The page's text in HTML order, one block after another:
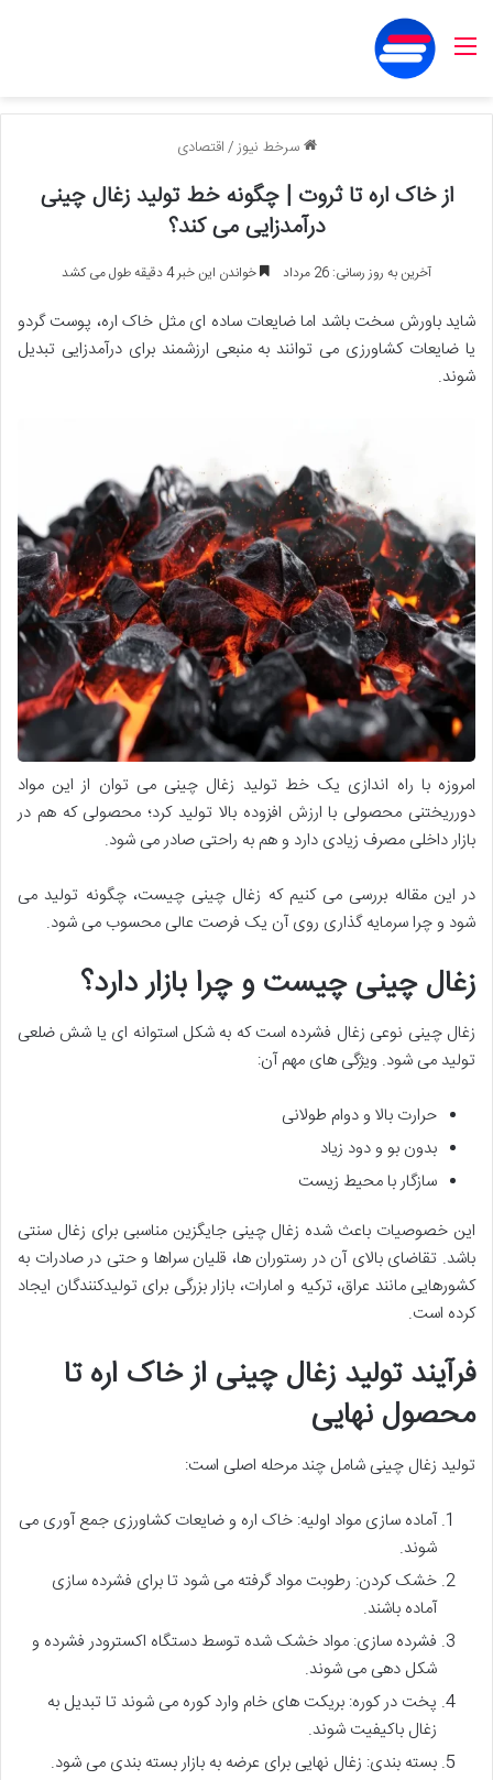
منو
سرخط نیوز/اقتصادی
از خاک اره تا ثروت | چگونه خط تولید زغال چینی
درآمدزایی می کند؟
آخرین به روز رسانی: 26 مرداد خواندن این خبر 4 دقیقه طول می کشد
شاید باورش سخت باشد اما ضایعات ساده ای مثل خاک اره، پوست گردو
یا ضایعات کشاورزی می توانند به منبعی ارزشمند برای درآمدزایی تبدیل
شوند.
امروزه با راه اندازی یک خط تولید زغال چینی می توان از این مواد
دورریختنی محصولی با ارزش افزوده بالا تولید کرد؛ محصولی که هم در
بازار داخلی مصرف زیادی دارد و هم به راحتی صادر می شود.
در این مقاله بررسی می کنیم که زغال چینی چیست، چگونه تولید می
شود و چرا سرمایه گذاری روی آن یک فرصت عالی محسوب می شود.
زغال چینی چیست و چرا بازار دارد؟
زغال چینی نوعی زغال فشرده است که به شکل استوانه ای یا شش ضلعی
تولید می شود. ویژگی های مهم آن:
حرارت بالا و دوام طولانی
بدون بو و دود زیاد
سازگار با محیط زیست
این خصوصیات باعث شده زغال چینی جایگزین مناسبی برای زغال سنتی
باشد. تقاضای بالای آن در رستوران ها، قلیان سراها و حتی در صادرات به
کشورهایی مانند عراق، ترکیه و امارات، بازار بزرگی برای تولیدکنندگان ایجاد
کرده است.
فرآیند تولید زغال چینی از خاک اره تا
محصول نهایی
تولید زغال چینی شامل چند مرحله اصلی است:
آماده سازی مواد اولیه: خاک اره و ضایعات کشاورزی جمع آوری می
شوند.
خشک کردن: رطوبت مواد گرفته می شود تا برای فشرده سازی
آماده باشند.
فشرده سازی: مواد خشک شده توسط دستگاه اکسترودر فشرده و
شکل دهی می شوند.
پخت در کوره: بریکت های خام وارد کوره می شوند تا تبدیل به
زغال باکیفیت شوند.
بسته بندی: زغال نهایی برای عرضه به بازار بسته بندی می شود.